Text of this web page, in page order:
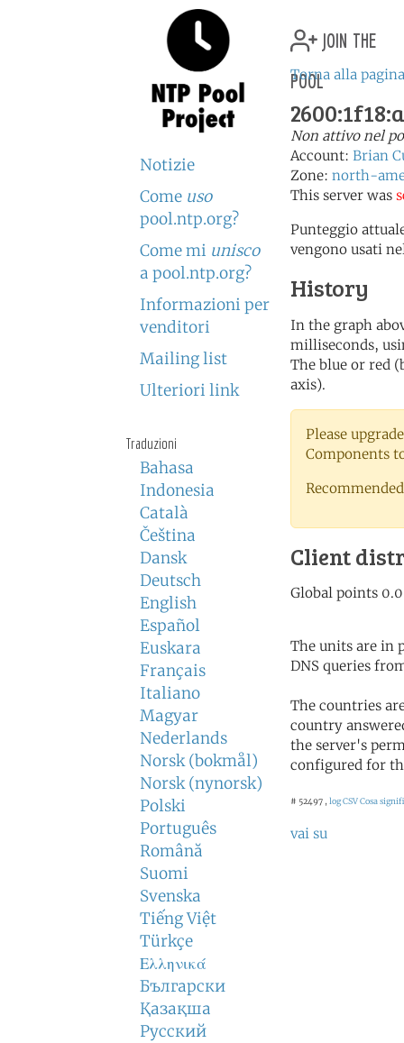
Notizie
Come uso
pool.ntp.org?
Come mi unisco
a pool.ntp.org?
Informazioni per
venditori
Mailing list
Ulteriori link
Traduzioni
Bahasa
Indonesia
Català
Čeština
Dansk
Deutsch
English
Español
Euskara
Français
Italiano
Magyar
Nederlands
Norsk (bokmål)
Norsk (nynorsk)
Polski
Português
Română
Suomi
Svenska
Tiếng Việt
Türkçe
Ελληνικά
Български
Қазақша
Русский
join the
pool
Torna alla
Non attivo nel
Account: Brian
Zone: north-
This server was
Punteggio
vengono usati
History
In the graph
milliseconds,
The blue or red
axis).
Please
Components
Client
The units are in
DNS queries
The countries
country
the server's
configured for
# 52497 , log CSVCosa
vai su